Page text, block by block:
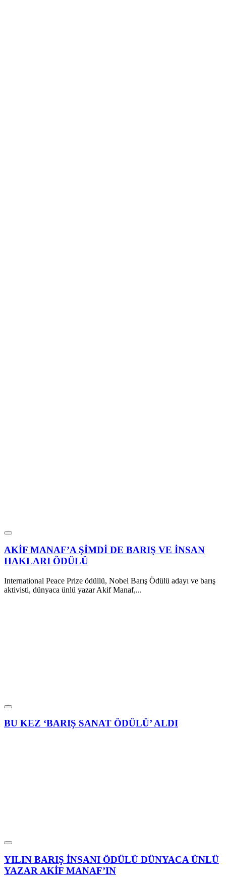
AKİF MANAF’A ŞİMDİ DE BARIŞ VE İNSAN
HAKLARI ÖDÜLÜ
International Peace Prize ödüllü, Nobel Barış Ödülü adayı ve barış
aktivisti, dünyaca ünlü yazar Akif Manaf,...
BU KEZ ‘BARIŞ SANAT ÖDÜLÜ’ ALDI
YILIN BARIŞ İNSANI ÖDÜLÜ DÜNYACA ÜNLÜ
YAZAR AKİF MANAF’IN